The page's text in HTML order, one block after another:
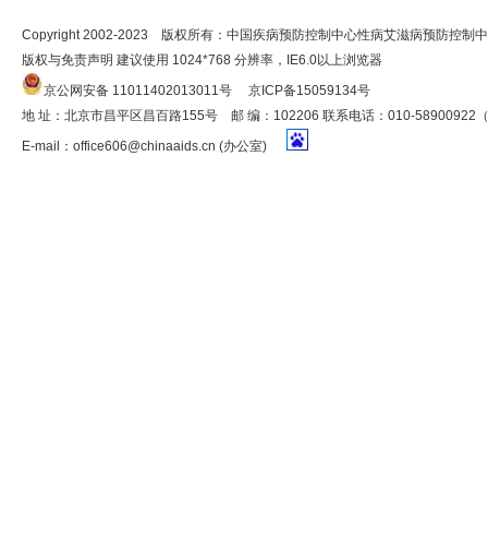
Copyright 2002-2023 版权所有：中国疾病预防控制中心性病艾滋病预防控制
版权与免责声明 建议使用 1024*768 分辨率，IE6.0以上浏览器
京公网安备 11011402013011号
京ICP备15059134号
地 址：北京市昌平区昌百路155号 邮 编：102206 联系电话：010-58900922
E-mail： office606@chinaaids.cn (办公室)